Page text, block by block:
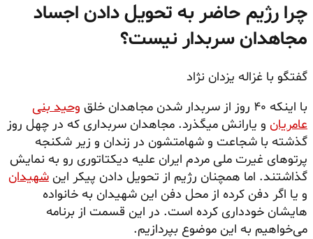
چرا رژیم حاضر به تحویل دادن اجساد
مجاهدان سربدار نیست؟
گفتگو با غزاله یزدان نژاد
با اینکه ۴۰ روز از سربدار شدن مجاهدان خلق
وحید بنی
عامریان و یارانش میگذرد. مجاهدان سربداری که در چهل روز
گذشته با شجاعت و شهامتشون در زندان و زیر شکنجه
پرتوهای غیرت ملی مردم ایران علیه دیکتاتوری رو به نمایش
گذاشتند. اما همچنان رژیم از تحویل دادن پیکر این شهیدان
و یا اگر دفن کرده از محل دفن این شهیدان به خانواده
هایشان خودداری کرده است. در این قسمت از برنامه
می‌خواهیم به این موضوع بپردازیم.